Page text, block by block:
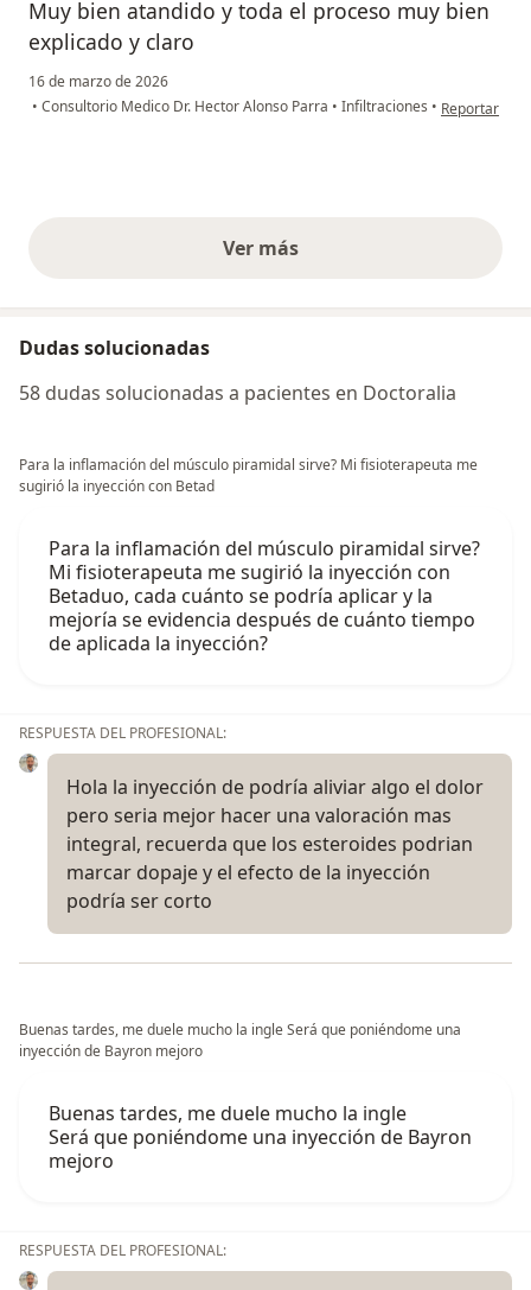
Muy bien atandido y toda el proceso muy bien
explicado y claro
16 de marzo de 2026
• Consultorio Medico Dr. Hector Alonso Parra • Infiltraciones • en opinión
Reportar
Ver másopiniones anteriores
Dudas solucionadas
58 dudas solucionadas a pacientes en Doctoralia
Para la inflamación del músculo piramidal sirve? Mi fisioterapeuta me
sugirió la inyección con Betad
Para la inflamación del músculo piramidal sirve?
Mi fisioterapeuta me sugirió la inyección con
Betaduo, cada cuánto se podría aplicar y la
mejoría se evidencia después de cuánto tiempo
de aplicada la inyección?
RESPUESTA DEL PROFESIONAL:
Hola la inyección de podría aliviar algo el dolor
pero seria mejor hacer una valoración mas
integral, recuerda que los esteroides podrian
marcar dopaje y el efecto de la inyección
podría ser corto
Buenas tardes, me duele mucho la ingle Será que poniéndome una
inyección de Bayron mejoro
Buenas tardes, me duele mucho la ingle
Será que poniéndome una inyección de Bayron
mejoro
RESPUESTA DEL PROFESIONAL: